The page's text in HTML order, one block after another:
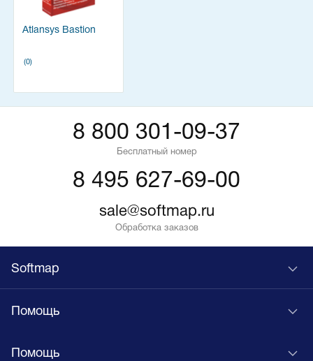
Atlansys Bastion
(0)
8 800 301-09-37
Бесплатный номер
8 495 627-69-00
sale@softmap.ru
Обработка заказов
Softmap
Помощь
Помощь